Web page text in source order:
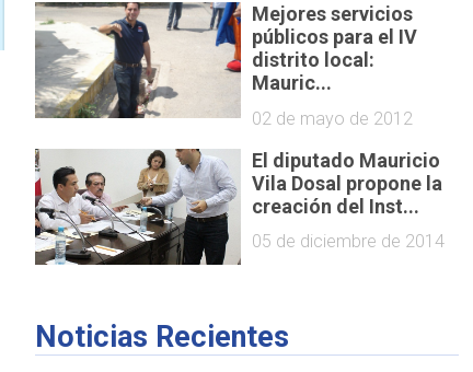
Mejores servicios
públicos para el IV
distrito local:
Mauric...
02 de mayo de 2012
El diputado Mauricio
Vila Dosal propone la
creación del Inst...
05 de diciembre de 2014
Noticias Recientes